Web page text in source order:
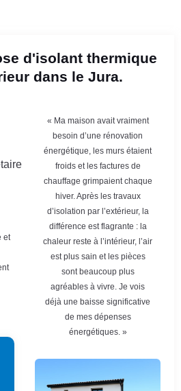
d'isolant thermique
dans le Jura.
et
« Ma maison avait vraiment
besoin d’une rénovation
énergétique, les murs étaient
froids et les factures de
chauffage grimpaient chaque
hiver. Après les travaux
d’isolation par l’extérieur, la
différence est flagrante : la
chaleur reste à l’intérieur, l’air
est plus sain et les pièces
sont beaucoup plus
agréables à vivre. Je vois
déjà une baisse significative
de mes dépenses
énergétiques. »